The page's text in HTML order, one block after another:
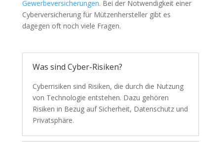
Gewerbeversicherungen. Bei der Notwendigkeit einer
Cyberversicherung für Mützenhersteller gibt es
dagegen oft noch viele Fragen.
Was sind Cyber-Risiken?
Cyberrisiken sind Risiken, die durch die Nutzung
von Technologie entstehen. Dazu gehören
Risiken in Bezug auf Sicherheit, Datenschutz und
Privatsphäre.